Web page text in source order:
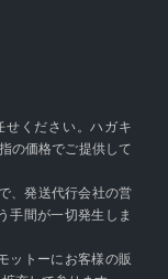
せください。ハガキ
の価格でご提供して
、発送代行会社の営
手間が一切発生しま
ットーにお客様の販